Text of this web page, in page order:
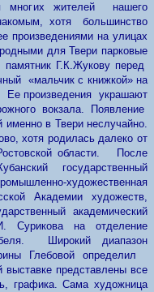
жителей нашего
хотя большинство
произведениями на улицах
для Твери парковые
Г.К.Жукову перед
«мальчик с книжкой» на
Ее произведения украшают
вокзала. Появление
именно в Твери неслучайно.
хотя родилась далеко от
области. После
государственный
художественная
Академии художеств,
академический
Сурикова на отделение
Широкий диапазон
Глебовой определил
выставке представлены все
графика. Сама художница